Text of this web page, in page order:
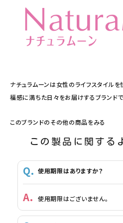
ナチュラムーンは女性のライフスタイル
福感に満ちた日々をお届けするブランドで
このブランドのその他の商品をみる
この製品に関する
使用期限はありますか？
使用期限はございません。